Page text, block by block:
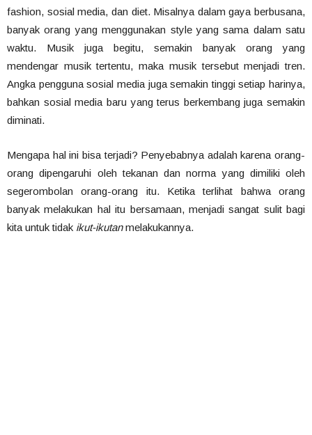
fashion, sosial media, dan diet. Misalnya dalam gaya berbusana,
banyak orang yang menggunakan style yang sama dalam satu
waktu. Musik juga begitu, semakin banyak orang yang
mendengar musik tertentu, maka musik tersebut menjadi tren.
Angka pengguna sosial media juga semakin tinggi setiap harinya,
bahkan sosial media baru yang terus berkembang juga semakin
diminati.
Mengapa hal ini bisa terjadi? Penyebabnya adalah karena orang-
orang dipengaruhi oleh tekanan dan norma yang dimiliki oleh
segerombolan orang-orang itu. Ketika terlihat bahwa orang
banyak melakukan hal itu bersamaan, menjadi sangat sulit bagi
kita untuk tidak ikut-ikutanmelakukannya.